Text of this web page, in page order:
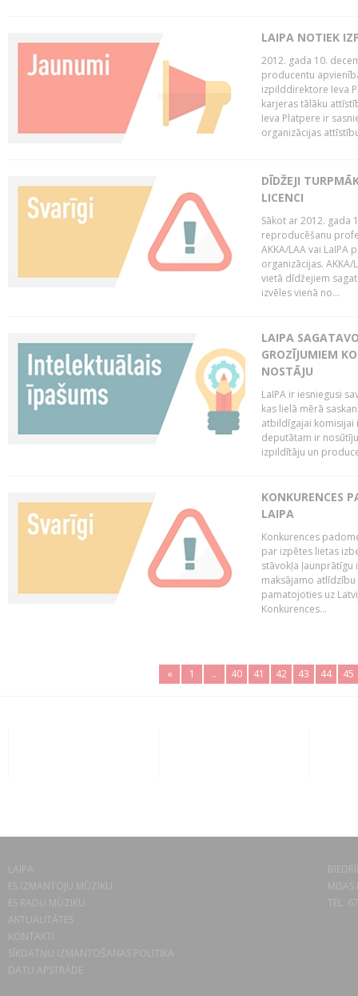
LAIPA NOTIEK
2012. gada 10.
producentu
izpilddirektore Ieva
karjeras tālāku
Ieva Platpere ir
organizācijas
DĪDŽEJI
LICENCI
Sākot ar 2012. gada
reproducēšanu
AKKA/LAA vai LaIPA
organizācijas.
vietā dīdžejiem
izvēles vienā no...
LAIPA
GROZĪJUMIEM
NOSTĀJU
LaIPA ir iesniegusi
kas lielā mērā
atbildīgajai komisijai
deputātam ir
izpildītāju un
KONKURENCES
LAIPA
Konkurences
par izpētes lietas
stāvokļa ļaunprātīgu
maksājamo
pamatojoties uz
Konkurences...
« 1 .. 40 41 42 43 44 45
LAIPA
ES IZMANTOJU MŪZIKU
ES RADU MŪZIKU
AKTUALITĀTES
KONTAKTI
SĪKDATŅU IZMANTOŠANAS POLITIKA
DATU APSTRĀDE
TEL.